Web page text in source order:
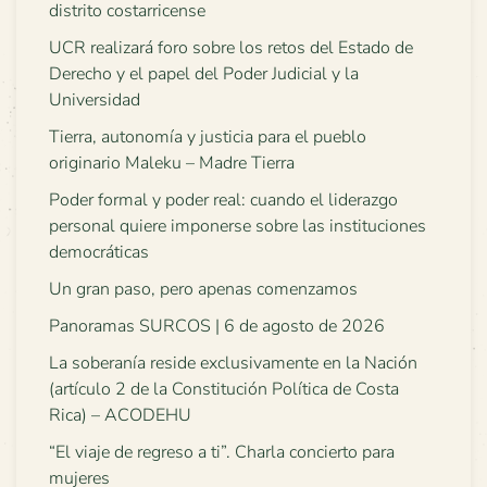
distrito costarricense
UCR realizará foro sobre los retos del Estado de
Derecho y el papel del Poder Judicial y la
Universidad
Tierra, autonomía y justicia para el pueblo
originario Maleku – Madre Tierra
Poder formal y poder real: cuando el liderazgo
personal quiere imponerse sobre las instituciones
democráticas
Un gran paso, pero apenas comenzamos
Panoramas SURCOS | 6 de agosto de 2026
La soberanía reside exclusivamente en la Nación
(artículo 2 de la Constitución Política de Costa
Rica) – ACODEHU
“El viaje de regreso a ti”. Charla concierto para
mujeres